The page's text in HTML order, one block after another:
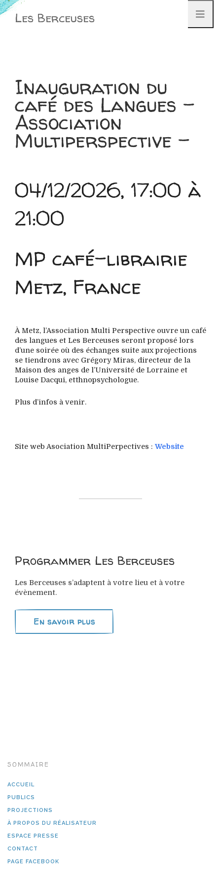
Aller
au
Les Berceuses
Inauguration du
café des Langues –
Association
Multiperspective –
04/12/2026, 17:00 à
21:00
MP café-librairie
Metz, France
À Metz, l’Association Multi Perspective ouvre un café
des langues et Les Berceuses seront proposé lors
d’une soirée où des échanges suite aux projections
se tiendrons avec Grégory Miras, directeur de la
Maison des anges de l’Université de Lorraine et
Louise Dacqui, etthnopsychologue.
Plus d’infos à venir.
Site web Asociation MultiPerpectives :Website
Programmer Les Berceuses
Les Berceuses s’adaptent à votre lieu et à votre
évènement.
En savoir plus
SOMMAIRE
ACCUEIL
PUBLICS
PROJECTIONS
À PROPOS DU RÉALISATEUR
ESPACE PRESSE
CONTACT
PAGE FACEBOOK